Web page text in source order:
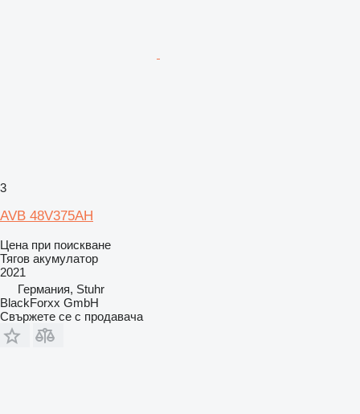
3
AVB 48V375AH
Цена при поискване
Тягов акумулатор
2021
Германия, Stuhr
BlackForxx GmbH
Свържете се с продавача